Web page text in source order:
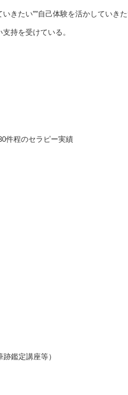
きたい””自己体験を活かしていきた
持を受けている。
件程のセラピー実績
鑑定講座等）